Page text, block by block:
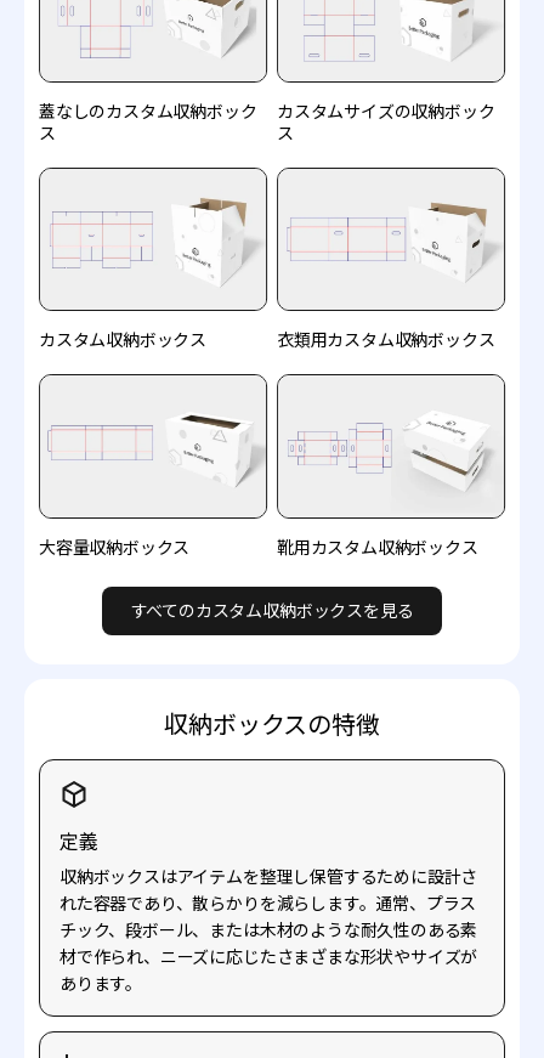
蓋なしのカスタム収納ボック
ス
カスタムサイズの収納ボック
ス
カスタム収納ボックス 衣類用カスタム収納ボックス
大容量収納ボックス 靴用カスタム収納ボックス
すべてのカスタム収納ボックスを見る
収納ボックスの特徴
定義
収納ボックスはアイテムを整理し保管するために設計さ
れた容器であり、散らかりを減らします。通常、プラス
チック、段ボール、または木材のような耐久性のある素
材で作られ、ニーズに応じたさまざまな形状やサイズが
あります。